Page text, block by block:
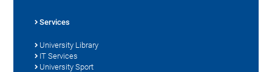
Services
University Library
IT Services
University Sport